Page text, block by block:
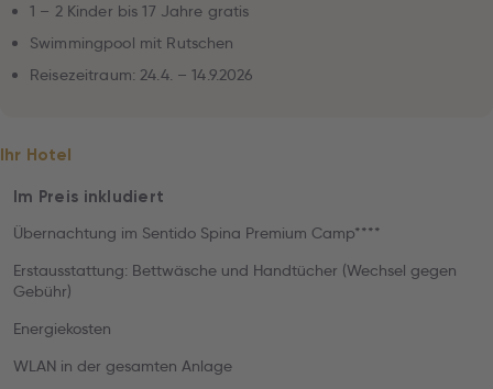
1 – 2 Kinder bis 17 Jahre gratis
Swimmingpool mit Rutschen
Reisezeitraum: 24.4. – 14.9.2026
Ihr Hotel
Im Preis inkludiert
Übernachtung im Sentido Spina Premium Camp****
Erstausstattung: Bettwäsche und Handtücher (Wechsel gegen
Gebühr)
Energiekosten
WLAN in der gesamten Anlage